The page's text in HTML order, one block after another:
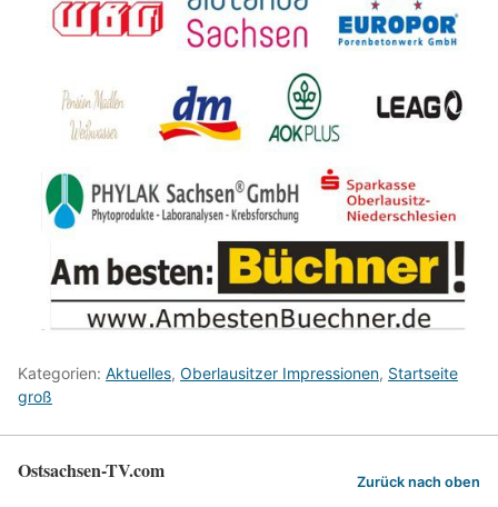
Kategorien: Aktuelles, Oberlausitzer Impressionen, Startseite
groß
Ostsachsen-TV.com Zurück nach oben